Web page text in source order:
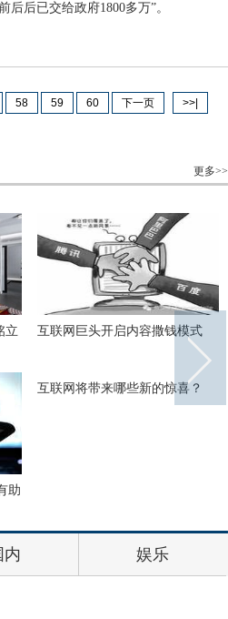
后已交给政府1800多万”。
58 59 60 下一页 >>|